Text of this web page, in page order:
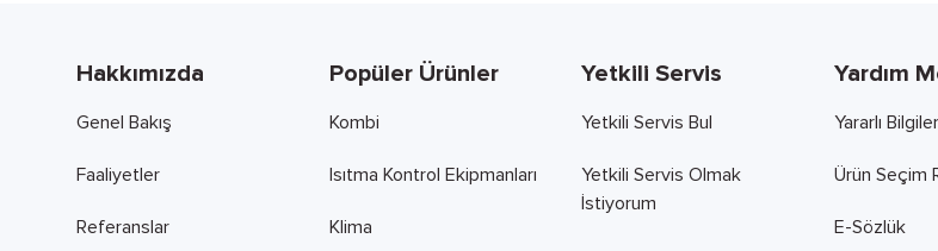
Hakkımızda
Genel Bakış
Faaliyetler
Referanslar
Popüler Ürünler
Kombi
Isıtma Kontrol Ekipmanları
Klima
Yetkili Servis
Yetkili Servis Bul
Yetkili Servis Olmak
İstiyorum
Yardım
Yararlı Bilgiler
Ürün Seçim
E-Sözlük